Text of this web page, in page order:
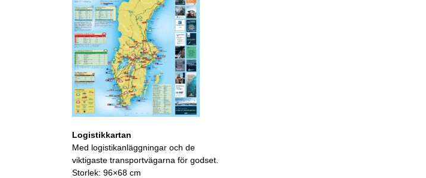
Logistikkartan
Med logistikanläggningar och de
viktigaste transportvägarna för godset.
Storlek: 96×68 cm